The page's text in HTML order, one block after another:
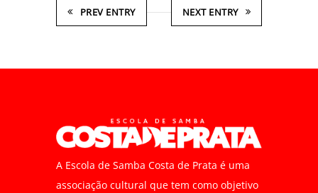
PREV ENTRY NEXT ENTRY
A Escola de Samba Costa de Prata é uma
associação cultural que tem como objetivo